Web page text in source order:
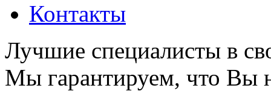
Контакты
Лучшие специалисты в
Мы гарантируем, что Вы